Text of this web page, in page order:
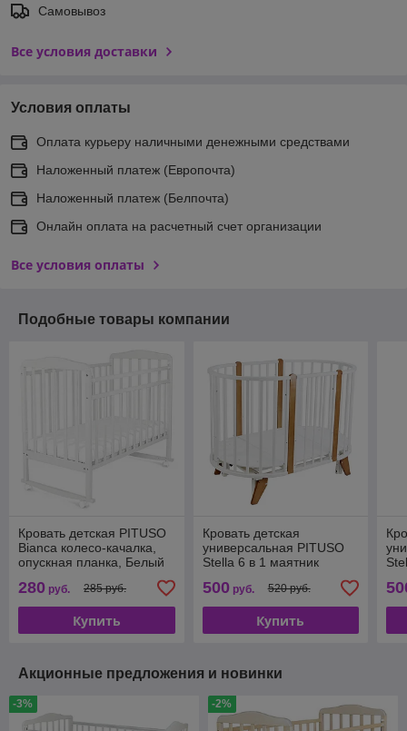
Самовывоз
Все условия доставки
Условия оплаты
Оплата курьеру наличными денежными средствами
Наложенный платеж (Европочта)
Наложенный платеж (Белпочта)
Онлайн оплата на расчетный счет организации
Все условия оплаты
Подобные товары компании
Кровать детская PITUSO
Bianca колесо-качалка,
опускная планка, Белый
280 руб. 285 руб.
Купить
Кровать детская
универсальная PITUSO
Stella 6 в 1 маятник
500руб. 520 руб.
Купить
Акционные предложения и новинки
-3% -2%